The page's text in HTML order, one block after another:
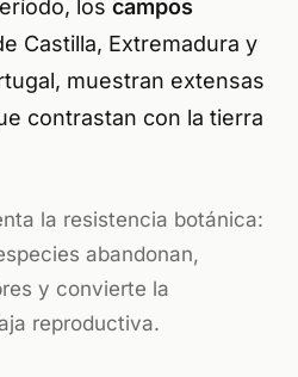
los campos
Castilla, Extremadura y
muestran extensas
contrastan con la tierra
la resistencia botánica:
abandonan,
y convierte la
reproductiva.